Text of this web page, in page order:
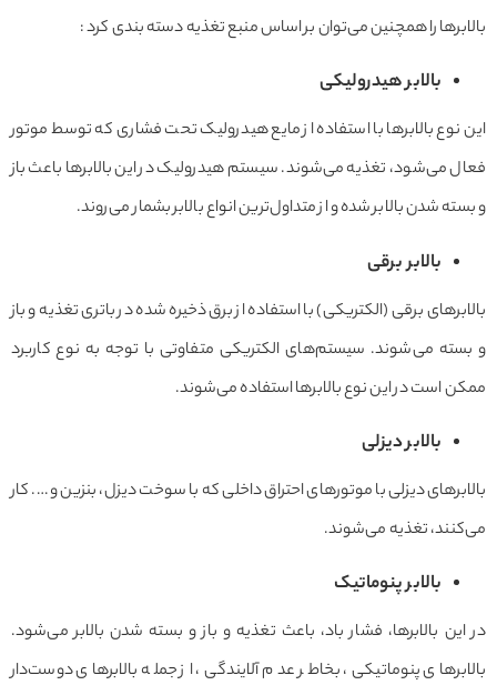
بالابرها را همچنین می‌توان بر اساس منبع تغذیه دسته بندی کرد :
بالابر هیدرولیکی
این نوع بالابرها با استفاده از مایع هیدرولیک تحت فشاری که توسط موتور
فعال می‌شود، تغذیه می‌شوند. سیستم هیدرولیک در این بالابرها باعث باز
و بسته شدن بالابر شده و از متداول‌ترین انواع بالابر بشمار می‌روند.
بالابر برقی
بالابرهای برقی (الکتریکی) با استفاده از برق ذخیره شده در باتری تغذیه و باز
و بسته می‌شوند. سیستم‌های الکتریکی متفاوتی با توجه به نوع کاربرد
ممکن است در این نوع بالابرها استفاده می‌شوند.
بالابر دیزلی
بالابرهای دیزلی با موتورهای احتراق داخلی که با سوخت دیزل، بنزین و …. کار
می‌کنند، تغذیه می‌شوند.
بالابر پنوماتیک
در این بالابرها، فشار باد، باعث تغذیه و باز و بسته شدن بالابر می‌شود.
بالابرهای پنوماتیکی، بخاطر عدم آلایندگی، از جمله بالابرهای دوست‌دار